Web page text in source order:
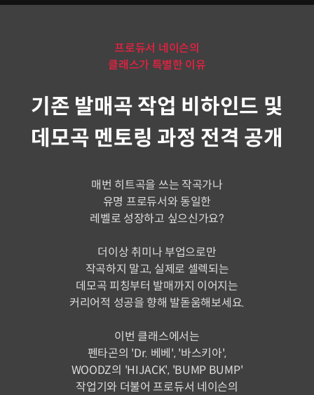
프로듀서 네이슨의
클래스가 특별한 이유
기존 발매곡 작업 비하인드 및
데모곡 멘토링 과정 전격 공개
매번 히트곡을 쓰는 작곡가나
유명 프로듀서와 동일한
레벨로 성장하고 싶으신가요?
더이상 취미나 부업으로만
작곡하지 말고, 실제로 셀렉되는
데모곡 피칭부터 발매까지 이어지는
커리어적 성공을 향해 발돋움해보세요.
이번 클래스에서는
펜타곤의 'Dr. 베베', '바스키아',
WOODZ의 'HIJACK', 'BUMP BUMP'
작업기와 더불어 프로듀서 네이슨의